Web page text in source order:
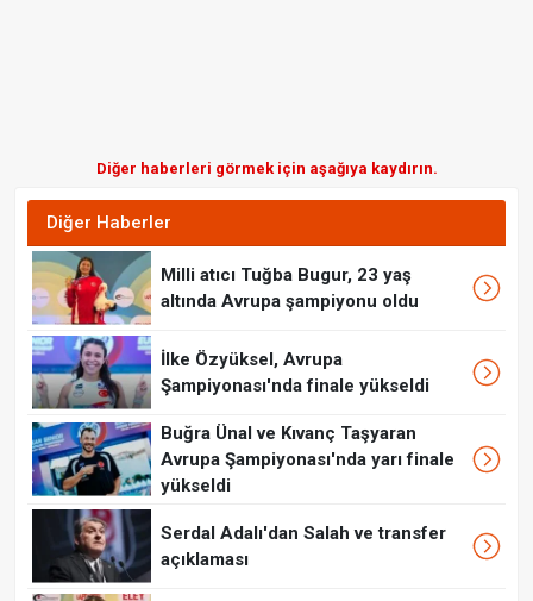
Diğer haberleri görmek için aşağıya kaydırın.
Diğer Haberler
Milli atıcı Tuğba Bugur, 23 yaş
altında Avrupa şampiyonu oldu
İlke Özyüksel, Avrupa
Şampiyonası'nda finale yükseldi
Buğra Ünal ve Kıvanç Taşyaran
Avrupa Şampiyonası'nda yarı finale
yükseldi
Serdal Adalı'dan Salah ve transfer
açıklaması